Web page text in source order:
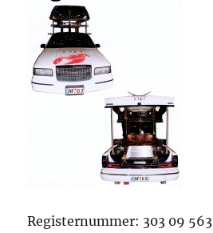
Registernummer: 303 09 563